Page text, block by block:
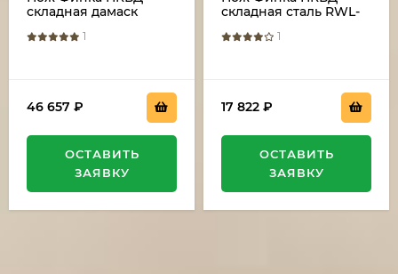
складная дамаск
черный+белый с
1
46 657 ₽
ОСТАВИТЬ
ЗАЯВКУ
складная сталь RWL-
белый+черный с
1
17 822 ₽
ОСТАВИТЬ
ЗАЯВКУ